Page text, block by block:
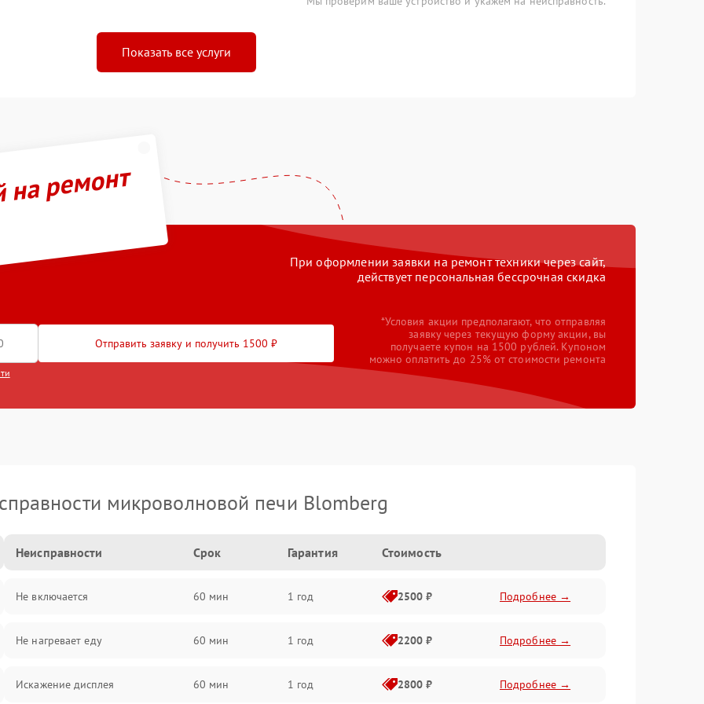
Показать все услуги
ремонт
При оформлении заявки на ремонт техники через сайт,
действует персональная бессрочная скидка
Отправить заявку и получить 1500 ₽
*Условия акции предполагают, что отправляя
заявку через текущую форму акции, вы
получаете купон на 1500 рублей. Купоном
можно оплатить до 25% от стоимости ремонта
микроволновой печи Blomberg
Неисправности Срок Гарантия Стоимость
Не включается 60 мин 1 год 2500 ₽ Подробнее →
Не нагревает еду 60 мин 1 год 2200 ₽ Подробнее →
Искажение дисплея 60 мин 1 год 2800 ₽ Подробнее →